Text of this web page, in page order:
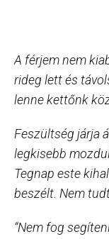
A férjem nem
rideg lett és
lenne kettőnk
Feszültség járja
legkisebb
Tegnap este
beszélt. Nem
“Nem fog